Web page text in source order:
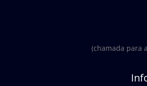
(chamada para